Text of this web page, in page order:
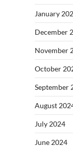
January
December
November
October
September
August
July 2024
June 2024